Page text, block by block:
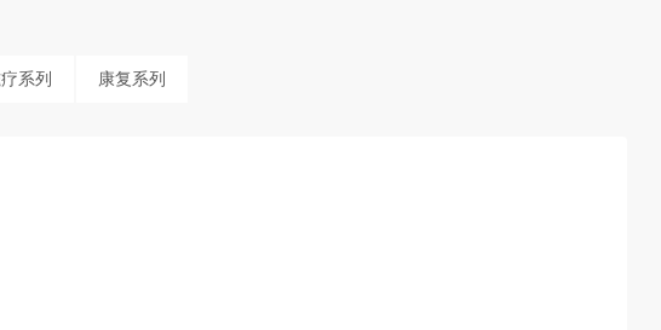
康复系列
系列